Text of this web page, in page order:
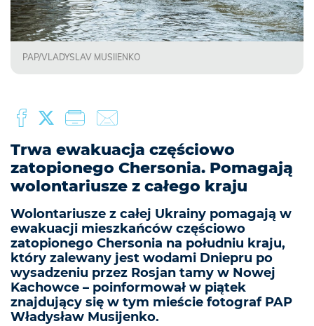
PAP/VLADYSLAV MUSIIENKO
Trwa ewakuacja częściowo
zatopionego Chersonia. Pomagają
wolontariusze z całego kraju
Wolontariusze z całej Ukrainy pomagają w
ewakuacji mieszkańców częściowo
zatopionego Chersonia na południu kraju,
który zalewany jest wodami Dniepru po
wysadzeniu przez Rosjan tamy w Nowej
Kachowce – poinformował w piątek
znajdujący się w tym mieście fotograf PAP
Władysław Musijenko.